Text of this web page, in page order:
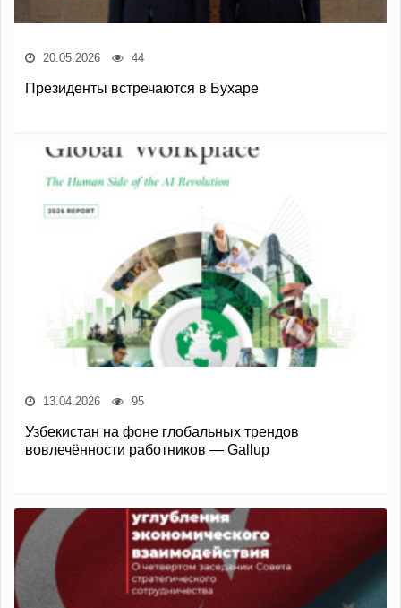
20.05.2026 44
Президенты встречаются в Бухаре
13.04.2026 95
Узбекистан на фоне глобальных трендов
вовлечённости работников — Gallup